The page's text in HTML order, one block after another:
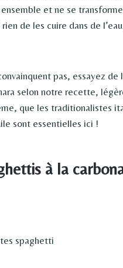
et ne se
de les cuire dans de
pas, essayez
selon notre recette,
que les traditionalistes
sont essentielles ici !
à la
spaghetti